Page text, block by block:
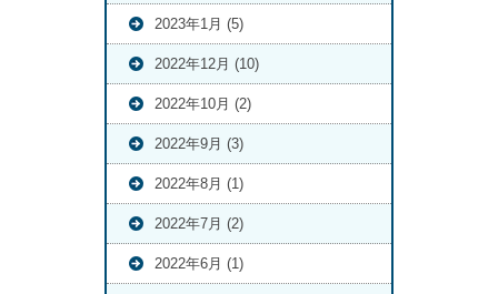
2023年1月 (5)
2022年12月 (10)
2022年10月 (2)
2022年9月 (3)
2022年8月 (1)
2022年7月 (2)
2022年6月 (1)